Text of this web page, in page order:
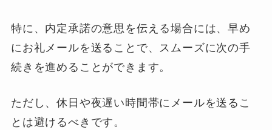
特に、内定承諾の意思を伝える場合には、早め
にお礼メールを送ることで、スムーズに次の手
続きを進めることができます。
ただし、休日や夜遅い時間帯にメールを送るこ
とは避けるべきです。